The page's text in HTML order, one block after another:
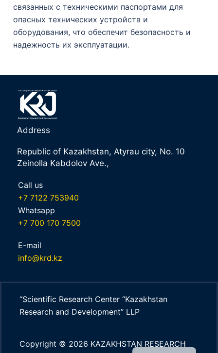
связанных с техническими паспортами для
опасных технических устройств и
оборудования, что обеспечит безопасность и
надежность их эксплуатации.
Address
Republic of Kazakhstan, Atyrau city, No. 10
Zeinolla Kabdolov Ave.,
Call us
+7 7122 753940
Whatsapp
+7 700 170 7500
E-mail
info@krd.kz
“Scientific Research Center “Kazakhstan
Research and Development” LLP
Copyright © 2026 KAZAKHSTAN RESEARCH
Russian
KZ